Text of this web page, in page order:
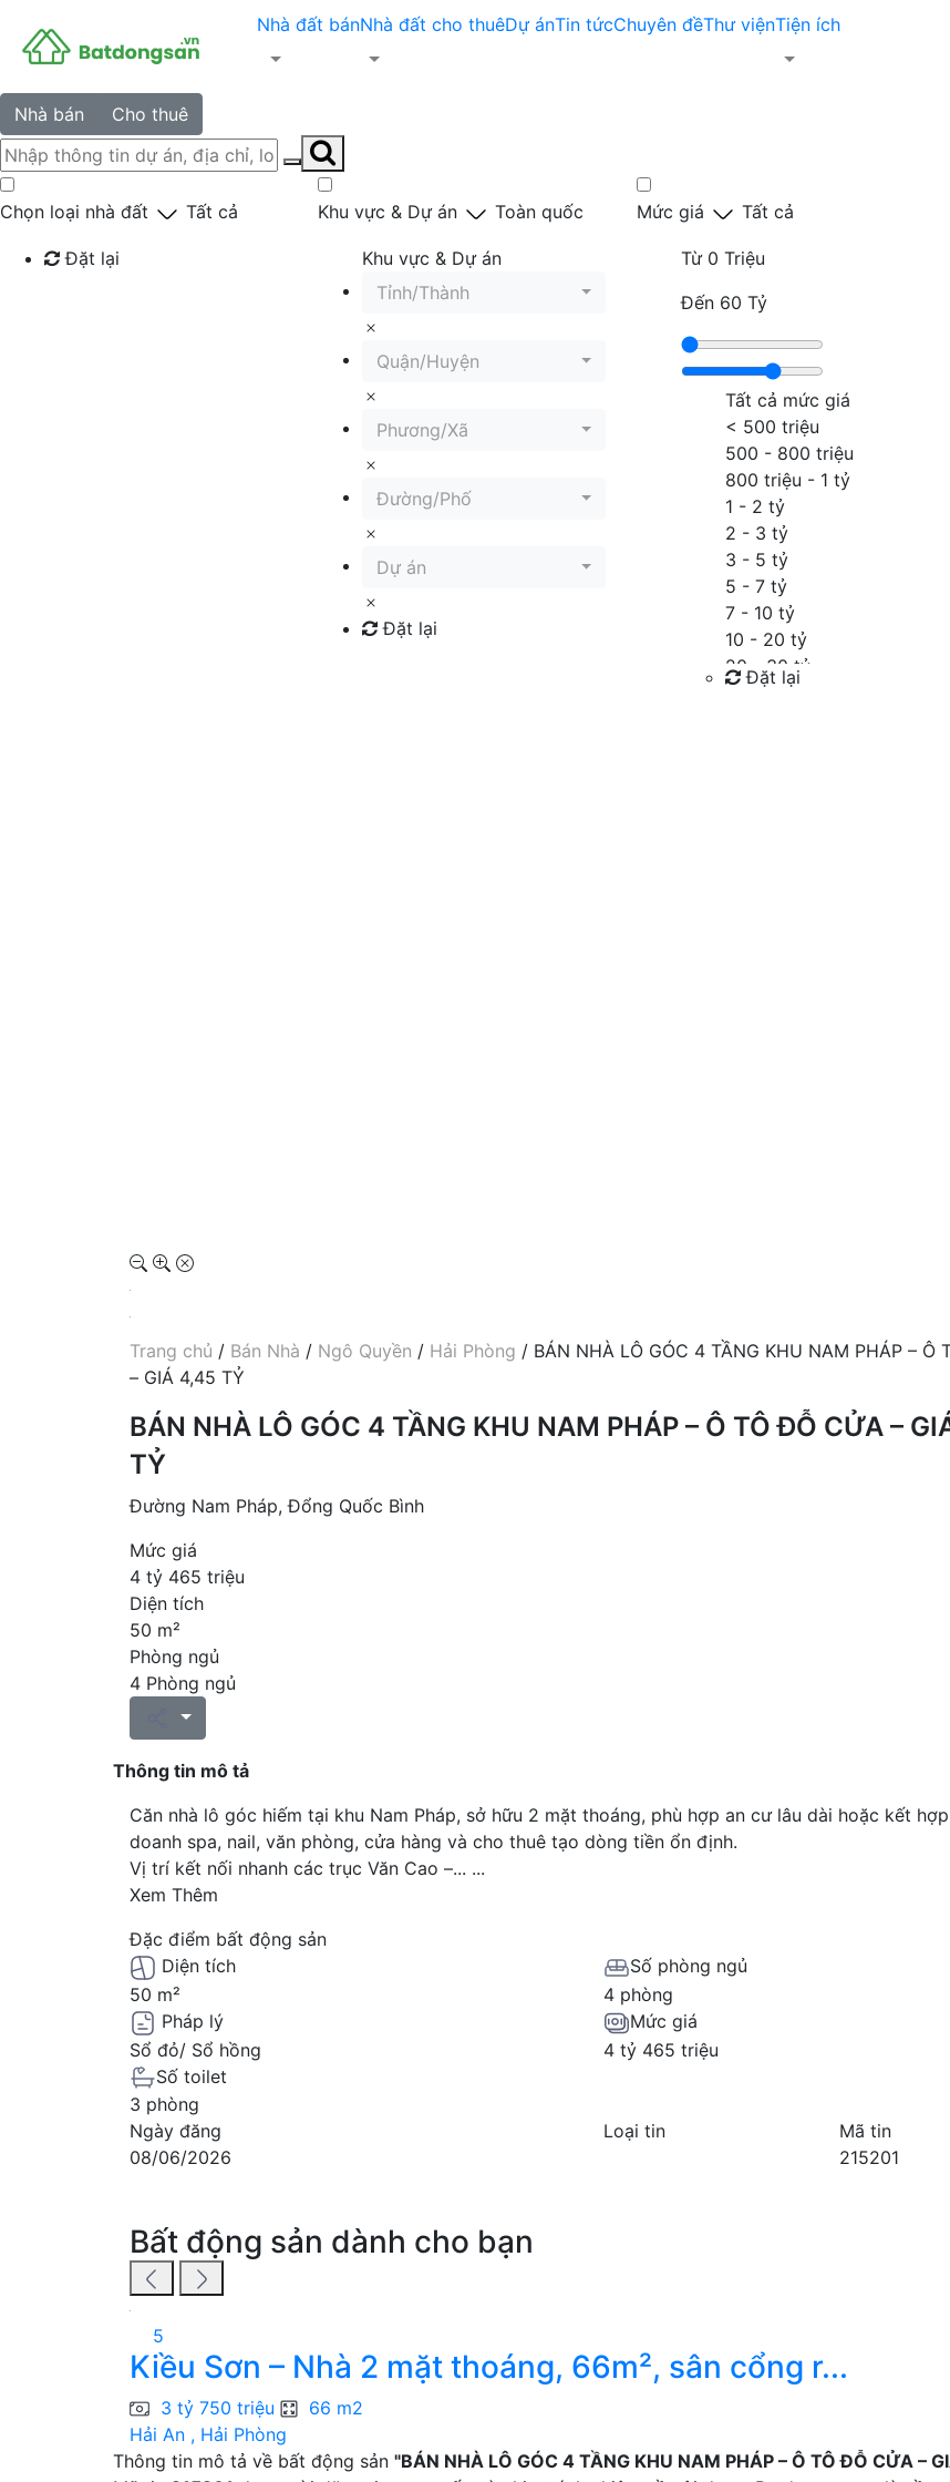
Nhà đất bánNhà đất cho thuêDự ánTin tứcChuyên đềThư việnTiện ích
Nhà bán Cho thuê
Chọn loại nhà đất Tất cả
Đặt lại
Khu vực & Dự án Toàn quốc
Khu vực & Dự án
Tỉnh/Thành
Quận/Huyện
Phương/Xã
Đường/Phố
Dự án
Đặt lại
Mức giá Tất cả
Từ 0 Triệu
Đến 60 Tỷ
Tất cả mức giá
< 500 triệu
500 - 800 triệu
800 triệu - 1 tỷ
1 - 2 tỷ
2 - 3 tỷ
3 - 5 tỷ
5 - 7 tỷ
7 - 10 tỷ
10 - 20 tỷ
20 - 30 tỷ
30 - 40 tỷ
Đặt lại
Trang chủ / Bán Nhà / Ngô Quyền / Hải Phòng / BÁN NHÀ LÔ GÓC 4 TẦNG KHU NAM PHÁP – Ô
– GIÁ 4,45 TỶ
BÁN NHÀ LÔ GÓC 4 TẦNG KHU NAM PHÁP – Ô TÔ ĐỖ CỬA –
TỶ
Đường Nam Pháp, Đổng Quốc Bình
Mức giá
4 tỷ 465 triệu
Diện tích
50 m²
Phòng ngủ
4 Phòng ngủ
Thông tin mô tả
Căn nhà lô góc hiếm tại khu Nam Pháp, sở hữu 2 mặt thoáng, phù hợp an cư lâu dài hoặc kết
doanh spa, nail, văn phòng, cửa hàng và cho thuê tạo dòng tiền ổn định.
Vị trí kết nối nhanh các trục Văn Cao –... ...
Xem Thêm
Đặc điểm bất động sản
Diện tích
50 m²
Số phòng ngủ
4 phòng
Pháp lý
Sổ đỏ/ Sổ hồng
Mức giá
4 tỷ 465 triệu
Số toilet
3 phòng
Ngày đăng
08/06/2026
Loại tin
Mã tin
215201
Bất động sản dành cho bạn
5
Kiều Sơn – Nhà 2 mặt thoáng, 66m², sân cổng r...
3 tỷ 750 triệu
66 m2
Hải An , Hải Phòng
Thông tin mô tả về bất động sản "BÁN NHÀ LÔ GÓC 4 TẦNG KHU NAM PHÁP – Ô TÔ ĐỖ CỬA –